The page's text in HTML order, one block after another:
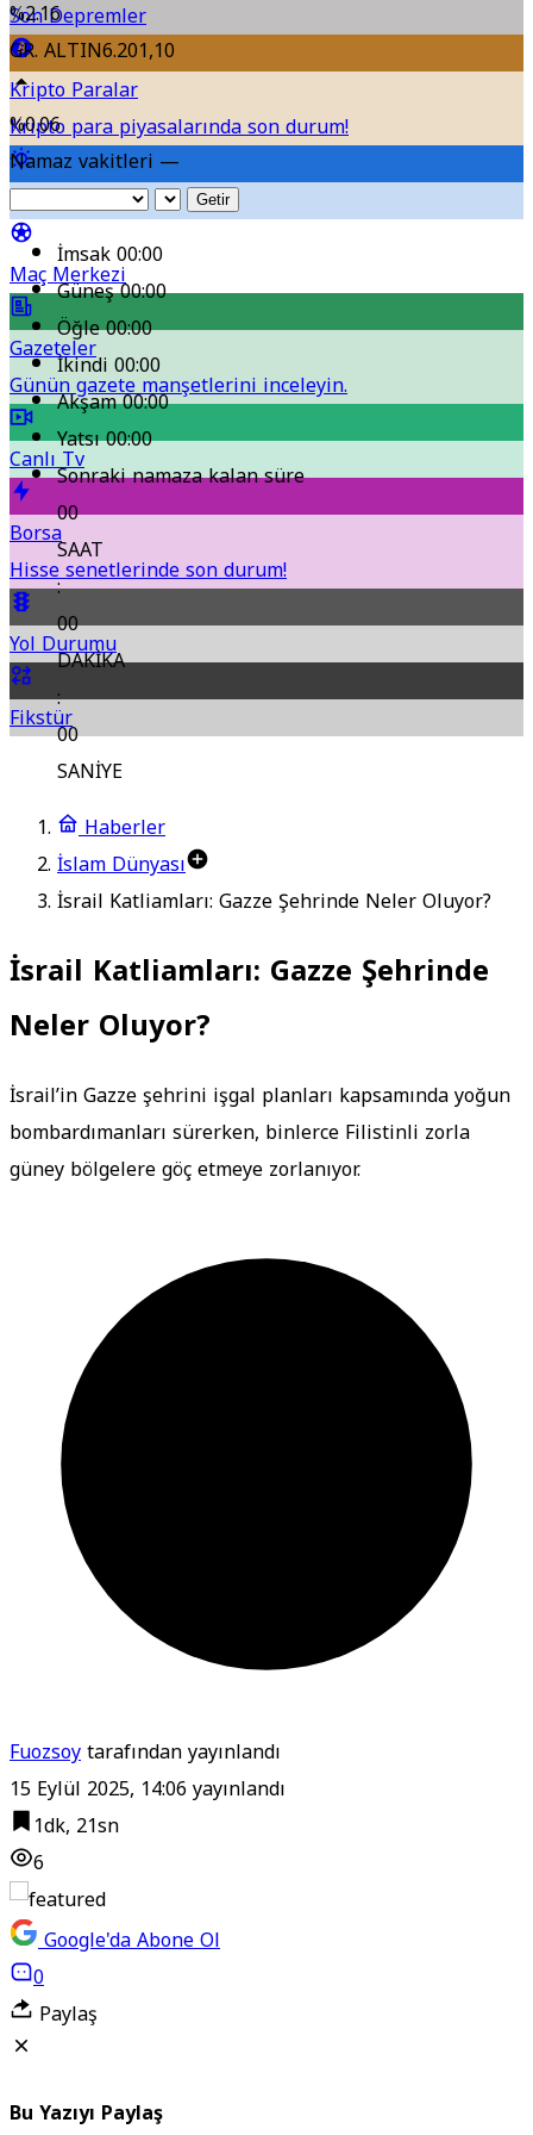
Son Depremler
Kripto Paralar
Kripto para piyasalarında son durum!
Hava Durumu
Maç Merkezi
Gazeteler
Günün gazete manşetlerini inceleyin.
Canlı Tv
Borsa
Hisse senetlerinde son durum!
Yol Durumu
Fikstür
finanse edecek?
%2.16
GR. ALTIN6.201,10
%0.06
Namaz vakitleri —
Getir
İmsak00:00
Güneş00:00
Öğle00:00
İkindi00:00
Akşam00:00
Yatsı00:00
Sonraki namaza kalan süre
00
SAAT
:
00
DAKİKA
:
00
SANİYE
Haberler
İslam Dünyası
İsrail Katliamları: Gazze Şehrinde Neler Oluyor?
İsrail Katliamları: Gazze Şehrinde
Neler Oluyor?
İsrail’in Gazze şehrini işgal planları kapsamında yoğun
bombardımanları sürerken, binlerce Filistinli zorla
güney bölgelere göç etmeye zorlanıyor.
Fuozsoytarafından yayınlandı
15 Eylül 2025, 14:06yayınlandı
1dk, 21sn
6
Google'da Abone Ol
0
Paylaş
Bu Yazıyı Paylaş